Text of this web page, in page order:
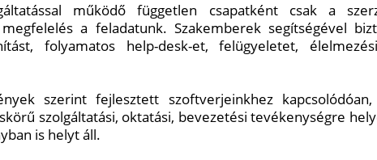
működő független csapatként csak a
a feladatunk. Szakemberek segítségével
folyamatos help-desk-et, felügyeletet,
szerint fejlesztett szoftverjeinkhez
szolgáltatási, oktatási, bevezetési tevékenységre
is helyt áll.